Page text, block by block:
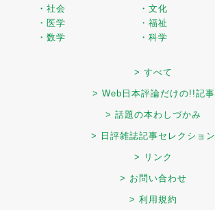
・社会
・文化
・医学
・福祉
・数学
・科学
> すべて
> Web日本評論だけの!!記事
> 話題の本わしづかみ
> 日評雑誌記事セレクション
> リンク
> お問い合わせ
> 利用規約